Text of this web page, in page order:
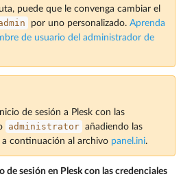
puede que le convenga cambiar el
por uno personalizado. Aprenda
de usuario del administrador de
de sesión a Plesk con las
administrator añadiendo las
a continuación al archivo panel.ini.
de sesión en Plesk con las credenciales